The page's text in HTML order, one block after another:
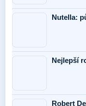
Nutella:
Nejlepší
Robert